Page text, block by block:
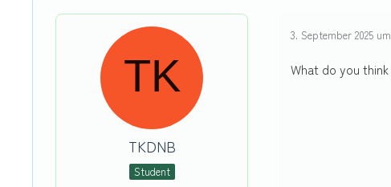
TKDNB
Student
3. September 2025
What do you